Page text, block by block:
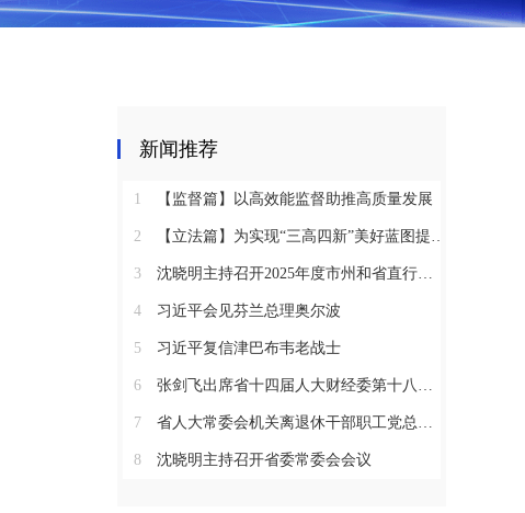
新闻推荐
1 【监督篇】以高效能监督助推高质量发展
2 【立法篇】为实现“三高四新”美好蓝图提供坚实法治保障
3 沈晓明主持召开2025年度市州和省直行业系统党（工）委书记抓基层党建工作述职评议会议
4 习近平会见芬兰总理奥尔波
5 习近平复信津巴布韦老战士
6 张剑飞出席省十四届人大财经委第十八次全体会议
7 省人大常委会机关离退休干部职工党总支召开2025年度总结表彰大会
8 沈晓明主持召开省委常委会会议